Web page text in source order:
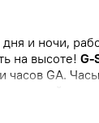
и ночи,
на высоте! G-
часов GA.